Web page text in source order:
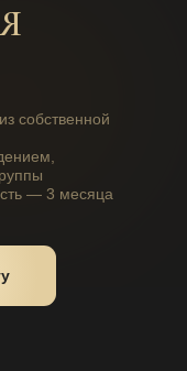
собственной
— 3 месяца